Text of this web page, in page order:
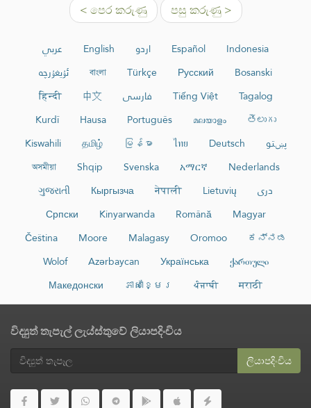
< පෙර කරුණු පසු කරුණු >
عربي English اردو Español
Indonesia
ئۇيغۇرچە
বাংলা Türkçe Русский
Bosanski
हिन्दी
中文 فارسی Tiếng Việt
Tagalog
Kurdî
Hausa Português മലയാളം
తెలుగు
Kiswahili
தமிழ் မြန်မာ ไทย Deutsch
پښتو
অসমীয়া
Shqip Svenska አማርኛ
Nederlands
ગુજરાતી
Кыргызча नेपाली Lietuvių
دری
Српски
Kinyarwanda Română
Magyar
Čeština
Moore Malagasy Oromoo
ಕನ್ನಡ
Wolof
Azərbaycan Українська
ქართული
Македонски
ភាសាខ្មែរ ਪੰਜਾਬੀ मराठी
විද්‍යුත් තැපැල් ලැය්ස්තුවේ ලියාපදිංචිය
ලියාපදිංචිය